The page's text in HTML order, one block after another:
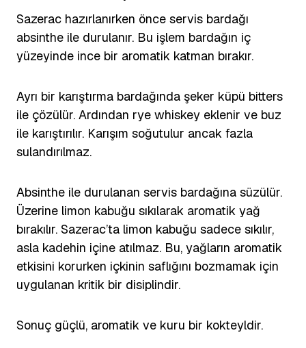
Sazerac hazırlanırken önce servis bardağı
absinthe ile durulanır. Bu işlem bardağın iç
yüzeyinde ince bir aromatik katman bırakır.
Ayrı bir karıştırma bardağında şeker küpü bitters
ile çözülür. Ardından rye whiskey eklenir ve buz
ile karıştırılır. Karışım soğutulur ancak fazla
sulandırılmaz.
Absinthe ile durulanan servis bardağına süzülür.
Üzerine limon kabuğu sıkılarak aromatik yağ
bırakılır. Sazerac’ta limon kabuğu sadece sıkılır,
asla kadehin içine atılmaz. Bu, yağların aromatik
etkisini korurken içkinin saflığını bozmamak için
uygulanan kritik bir disiplindir.
Sonuç güçlü, aromatik ve kuru bir kokteyldir.